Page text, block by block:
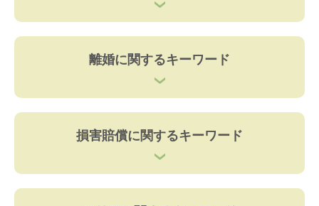
離婚に関するキーワード
損害賠償に関するキーワード